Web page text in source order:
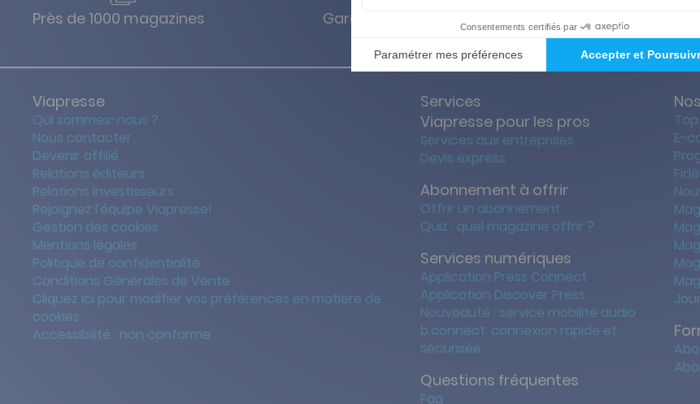
Près de 1000 magazines Garanties des prix les + bas
Viapresse
Qui sommes-nous ?
Nous contacter
Devenir affilié
Relations éditeurs
Relations investisseurs
Rejoignez l'équipe Viapresse!
Gestion des cookies
Mentions légales
Politique de confidentialité
Conditions Générales de Vente
Cliquez ici pour modifier vos préférences en matière de
cookies
Accessibilité : non conforme
Services
Viapresse pour les pros
Services aux entreprises
Devis express
Abonnement à offrir
Offrir un abonnement
Quiz : quel magazine offrir ?
Services numériques
Application Press Connect
Application Discover Press
Nouveauté : service mobilité audio
b.connect: connexion rapide et
sécurisée
Questions fréquentes
Faq
E-